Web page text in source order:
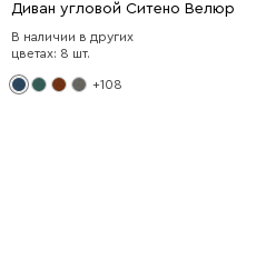
Диван угловой Ситено Велюр
В наличии в других
цветах: 8 шт.
+108